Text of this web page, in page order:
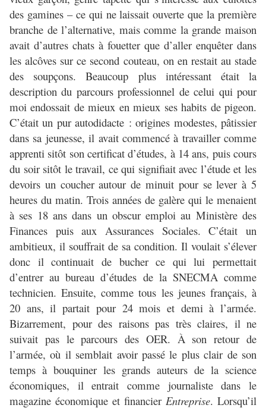
des gamines – ce qui ne laissait ouverte que la première
branche de l’alternative, mais comme la grande maison
avait d’autres chats à fouetter que d’aller enquêter dans
les alcôves sur ce second couteau, on en restait au stade
des soupçons. Beaucoup plus intéressant était la
description du parcours professionnel de celui qui pour
moi endossait de mieux en mieux ses habits de pigeon.
C’était un pur autodidacte : origines modestes, pâtissier
dans sa jeunesse, il avait commencé à travailler comme
apprenti sitôt son certificat d’études, à 14 ans, puis cours
du soir sitôt le travail, ce qui signifiait avec l’étude et les
devoirs un coucher autour de minuit pour se lever à 5
heures du matin. Trois années de galère qui le menaient
à ses 18 ans dans un obscur emploi au Ministère des
Finances puis aux Assurances Sociales. C’était un
ambitieux, il souffrait de sa condition. Il voulait s’élever
donc il continuait de bucher ce qui lui permettait
d’entrer au bureau d’études de la SNECMA comme
technicien. Ensuite, comme tous les jeunes français, à
20 ans, il partait pour 24 mois et demi à l’armée.
Bizarrement, pour des raisons pas très claires, il ne
suivait pas le parcours des OER. À son retour de
l’armée, où il semblait avoir passé le plus clair de son
temps à bouquiner les grands auteurs de la science
économiques, il entrait comme journaliste dans le
magazine économique et financier Entreprise. Lorsqu’il